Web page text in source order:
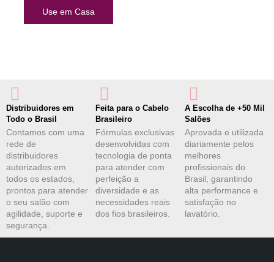
Use em Casa
Distribuidores em
Todo o Brasil
Contamos com uma
rede de
distribuidores
autorizados em
todos os estados,
prontos para atender
o seu salão com
agilidade, suporte e
segurança.
Feita para o Cabelo
Brasileiro
Fórmulas exclusivas
desenvolvidas com
tecnologia de ponta
para atender com
perfeição a
diversidade e as
necessidades reais
dos fios brasileiros.
A Escolha de +50 Mil
Salões
Aprovada e utilizada
diariamente pelos
melhores
profissionais do
Brasil, garantindo
alta performance e
satisfação no
lavatório.